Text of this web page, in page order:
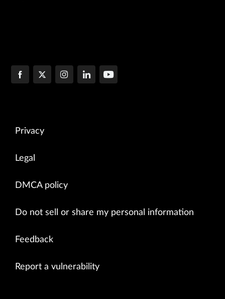
Privacy
Legal
DMCA policy
Do not sell or share my personal information
Feedback
Report a vulnerability